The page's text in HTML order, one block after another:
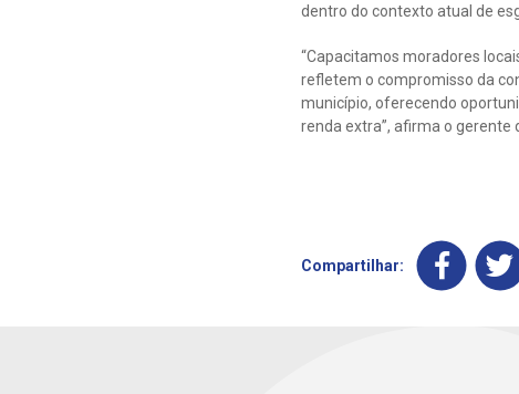
dentro do contexto atual de
“Capacitamos moradores
refletem o compromisso da
município, oferecendo
renda extra”, afirma o gerente
Compartilhar: